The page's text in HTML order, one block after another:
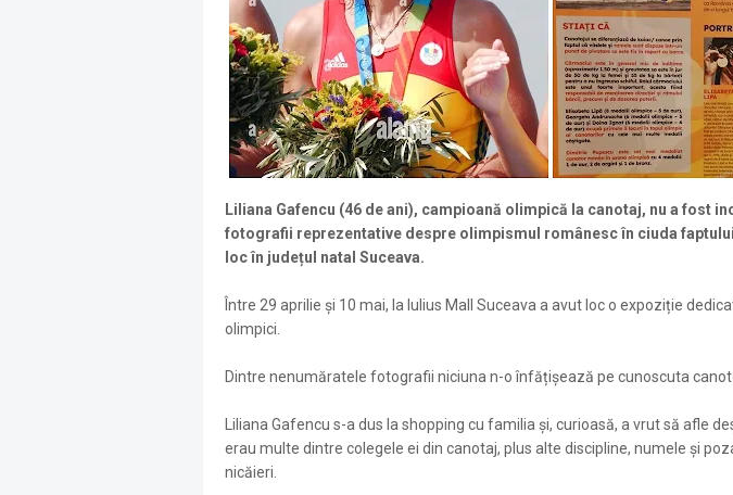
Liliana Gafencu (46 de ani), campioană olimpică la canotaj, nu a fost
fotografii reprezentative despre olimpismul românesc în ciuda
loc în județul natal Suceava.
Între 29 aprilie și 10 mai, la Iulius Mall Suceava a avut loc o expoziție
olimpici.
Dintre nenumăratele fotografii niciuna n-o înfățișează pe cunoscuta
Liliana Gafencu s-a dus la shopping cu familia și, curioasă, a vrut să afle
erau multe dintre colegele ei din canotaj, plus alte discipline, numele și
nicăieri.